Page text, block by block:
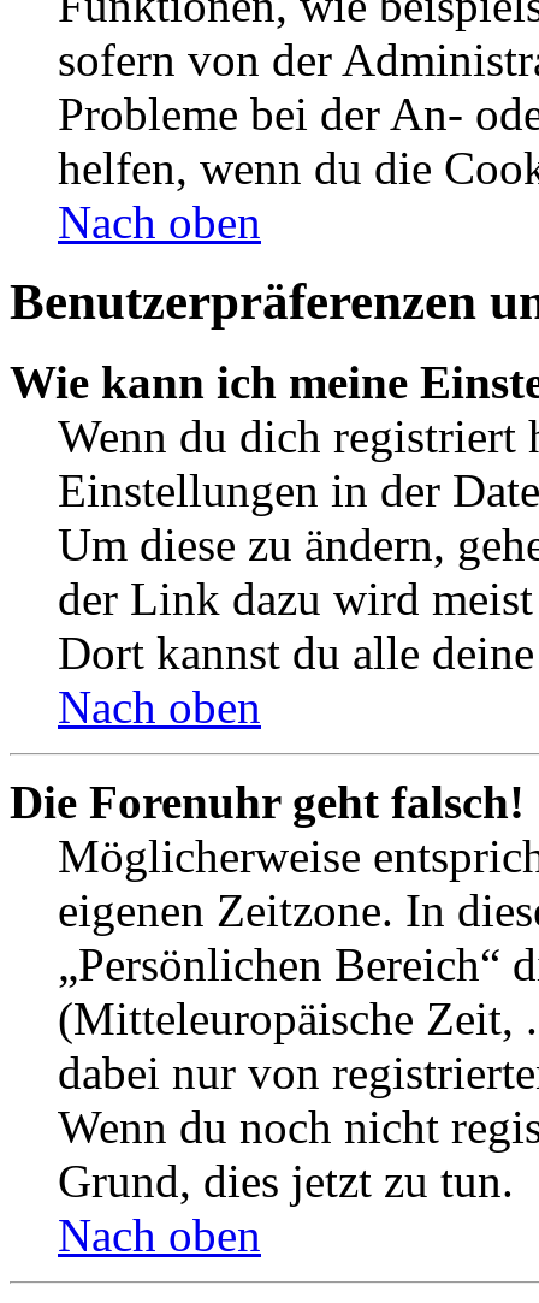
sofern von der
Probleme bei der An-
helfen, wenn du die
Nach oben
Benutzerpräferenzen
Wie kann ich meine
Wenn du dich registriert
Einstellungen in der
Um diese zu ändern,
der Link dazu wird
Dort kannst du alle
Nach oben
Die Forenuhr geht falsch!
Möglicherweise
eigenen Zeitzone. In
„Persönlichen Bereich“
(Mitteleuropäische Zeit,
dabei nur von
Wenn du noch nicht
Grund, dies jetzt zu tun.
Nach oben